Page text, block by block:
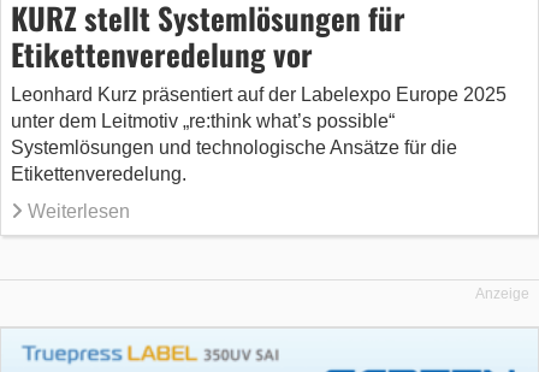
KURZ stellt Systemlösungen für
Etikettenveredelung vor
Leonhard Kurz präsentiert auf der Labelexpo Europe 2025
unter dem Leitmotiv „re:think what’s possible“
Systemlösungen und technologische Ansätze für die
Etikettenveredelung.
Weiterlesen
Anzeige